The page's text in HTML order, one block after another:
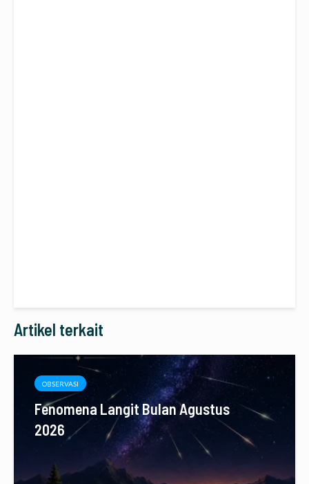
Artikel terkait
OBSERVASI
Fenomena Langit Bulan Agustus
2026